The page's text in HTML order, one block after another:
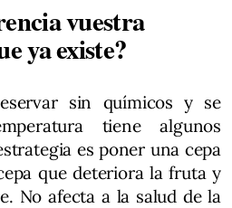
vuestra
ya existe?
sin químicos y se
tiene algunos
es poner una cepa
que deteriora la fruta y
No afecta a la salud de la